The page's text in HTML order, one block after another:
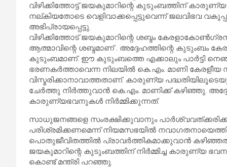
വിഴിക്കിത്തോട്ട് ജയകുമാറിന്റെ കുടുംബത്തിന് കാരുണ്യ
നല്കിയതോടെ വെളിവാക്കപ്പെട്ടുവെന്ന് ജലവിഭവ
അഭിപ്രായപ്പെട്ടു.
വിഴിക്കിത്തോട് ജയകുമാറിന്റെ ശബ്ദം
ആത്മാവിന്റെ ശബ്ദമാണ് . അദ്ദേഹത്തിന്റെ കുടുംബം
കുടുംബമാണ്. ഈ കുടുംബത്തെ എക്കാലും പാർട്ടി
ഭരണകർത്താവെന്ന നിലയിൽ കെ.എം. മാണി
വിസ്മരിക്കാനാവാത്തതാണ്. കാരുണ്യ
ചേർത്തു നിർത്തുവാൻ കെ.എം. മാണിക്ക് കഴിഞ്ഞു.
കാരുണ്യഭവനുകൾ നിർമ്മിക്കുന്നത്.
സാധുജനങ്ങളെ സംരക്ഷിക്കുവാനും
പരിശ്രമിക്കണമെന്ന് നിയമസഭയിൽ
പൊതുജീവിതത്തിൽ പ്രാവർത്തികമാക്കുവാൻ
ജയകുമാറിന്റെ കുടുംബത്തിന് നിർമ്മിച്ച കാരുണ്യ
കൊണ്ട് മന്ത്രി പറഞ്ഞു.